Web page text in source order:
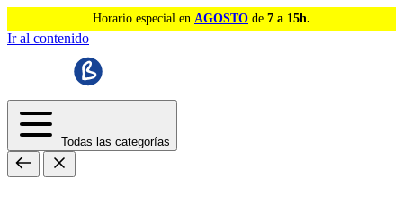
Horario especial en AGOSTO de 7 a 15h.
Ir al contenido
Todas las categorías